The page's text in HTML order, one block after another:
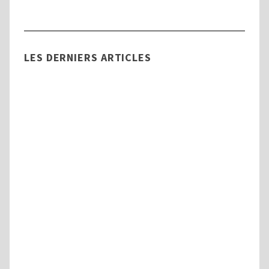
LES DERNIERS ARTICLES